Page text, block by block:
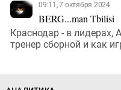
09:11, 7 октября 2024
BERG...man Tbilisi
Краснодар - в лидерах,
тренер сборной и как